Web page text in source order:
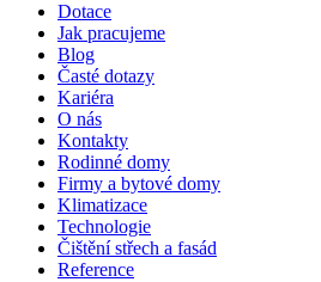
Dotace
Jak pracujeme
Blog
Časté dotazy
Kariéra
O nás
Kontakty
Rodinné domy
Firmy a bytové domy
Klimatizace
Technologie
Čištění střech a fasád
Reference